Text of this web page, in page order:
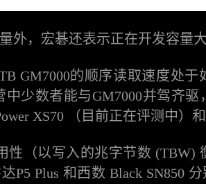
外，宏碁还表示正在开发容量
GM7000的顺序读取速度处
中少数者能与GM7000并驾齐
XS70 （目前正在评测中）
性（以写入的兆字节数 (TBW)
P5 Plus 和西数 Black SN850